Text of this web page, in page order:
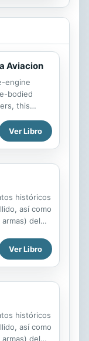
Aviacion
engine
bodied
this
most
with a
key
page detail
Desde los
de un
el orígen
aparatos
Ver Libro
históricos
así como
del
láminas
es la de
utilidad de la
Ver Libro
históricos
así como
del